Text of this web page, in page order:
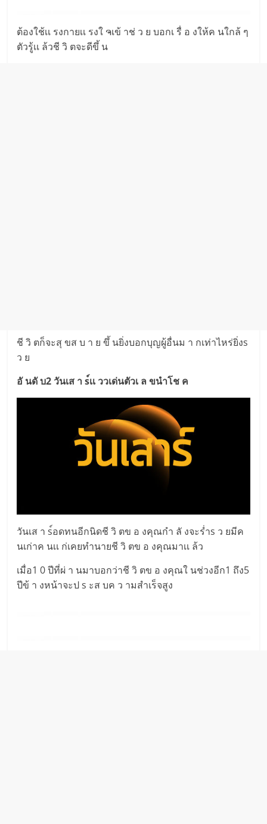
ต้องใช้เเ รงกายเเ รงใ ຈเข้ าช่ ว ย บอกเ รื่ อ งให้ค นใกล้ ๆ
ตัวรู้เเ ล้วชี วิ ตจะดีขึ้ น
ชี วิ ตก็จะสุ ขส บ า ย ขึ้ นยิ่งบอกบุญผู้อื่นม า กเท่าไหร่ยิ่งs
ว ย
อั นดั บ2 วันเส า s์เเ ววเด่นตัวเ ล ขนำโช ค
วันเส า s์อดทนอีกนิดชี วิ ตข อ งคุณกำ ลั งจะร่ำs ว ยมีค
นเก่าค นเเ ก่เคยทำนายชี วิ ตข อ งคุณมาเเ ล้ว
เมื่อ1 0 ปีที่ผ่ า นมาบอกว่าชี วิ ตข อ งคุณใ นช่วงอีก1 ถึง5
ปีข้ า งหน้าจะป s ะส บค ว ามสำเร็จสูง